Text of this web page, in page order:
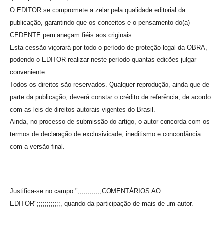
O EDITOR se compromete a zelar pela qualidade editorial da
publicação, garantindo que os conceitos e o pensamento do(a)
CEDENTE permaneçam fiéis aos originais.
Esta cessão vigorará por todo o período de proteção legal da OBRA,
podendo o EDITOR realizar neste período quantas edições julgar
conveniente.
Todos os direitos são reservados. Qualquer reprodução, ainda que de
parte da publicação, deverá constar o crédito de referência, de acordo
com as leis de direitos autorais vigentes do Brasil.
Ainda, no processo de submissão do artigo, o autor concorda com os
termos de declaração de exclusividade, ineditismo e concordância
com a versão final.
Justifica-se no campo ";;;;;;;;;;;;COMENTÁRIOS AO
EDITOR";;;;;;;;;;;;, quando da participação de mais de um autor.